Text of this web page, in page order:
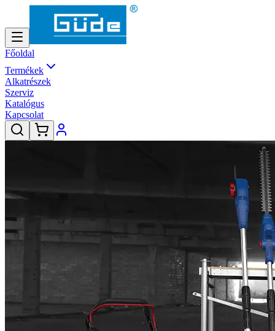
Főoldal
Termékek
Alkatrészek
Szerviz
Katalógus
Kapcsolat